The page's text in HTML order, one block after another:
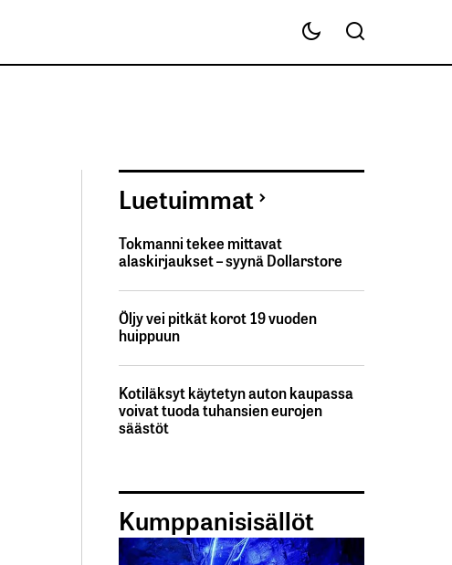
Luetuimmat
Tokmanni tekee mittavat
alaskirjaukset – syynä Dollarstore
Öljy vei pitkät korot 19 vuoden
huippuun
Kotiläksyt käytetyn auton kaupassa
voivat tuoda tuhansien eurojen
säästöt
Kumppanisisällöt